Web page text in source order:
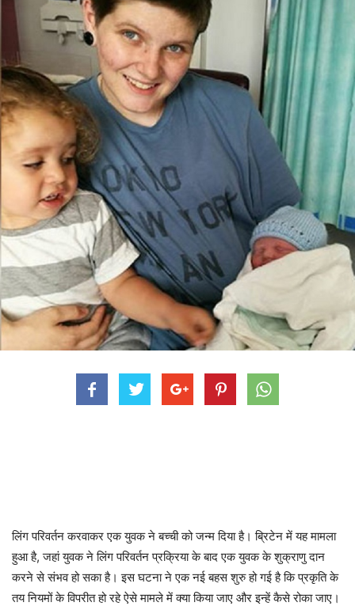
लिंग परिवर्तन करवाकर एक युवक ने बच्ची को जन्म दिया है। ब्रिटेन में यह मामला
हुआ है, जहां युवक ने लिंग परिवर्तन प्रक्रिया के बाद एक युवक के शुक्राणु दान
करने से संभव हो सका है। इस घटना ने एक नई बहस शुरु हो गई है कि प्रकृति के
तय नियमों के विपरीत हो रहे ऐसे मामले में क्या किया जाए और इन्हें कैसे रोका जाए।